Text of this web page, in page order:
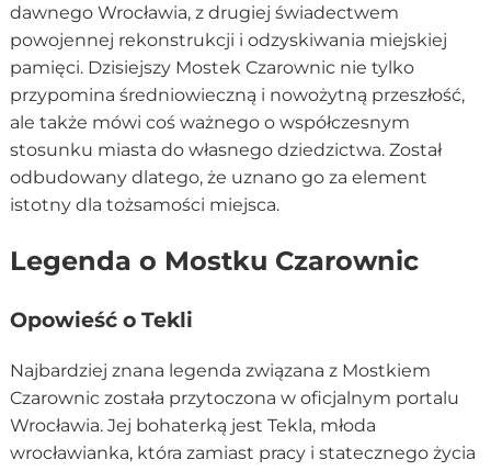
dawnego Wrocławia, z drugiej świadectwem
powojennej rekonstrukcji i odzyskiwania miejskiej
pamięci. Dzisiejszy Mostek Czarownic nie tylko
przypomina średniowieczną i nowożytną przeszłość,
ale także mówi coś ważnego o współczesnym
stosunku miasta do własnego dziedzictwa. Został
odbudowany dlatego, że uznano go za element
istotny dla tożsamości miejsca.
Legenda o Mostku Czarownic
Opowieść o Tekli
Najbardziej znana legenda związana z Mostkiem
Czarownic została przytoczona w oficjalnym portalu
Wrocławia. Jej bohaterką jest Tekla, młoda
wrocławianka, która zamiast pracy i statecznego życia